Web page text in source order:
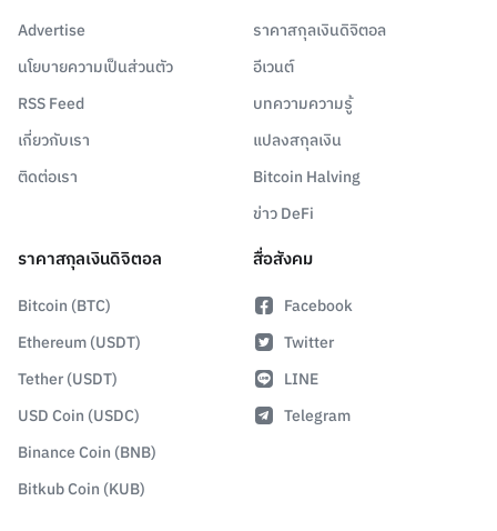
Advertise
นโยบายความเป็นส่วนตัว
RSS Feed
เกี่ยวกับเรา
ติดต่อเรา
ราคาสกุลเงินดิจิตอล
อีเวนต์
บทความความรู้
แปลงสกุลเงิน
Bitcoin Halving
ข่าว DeFi
ราคาสกุลเงินดิจิตอล
Bitcoin (BTC)
Ethereum (USDT)
Tether (USDT)
USD Coin (USDC)
Binance Coin (BNB)
Bitkub Coin (KUB)
สื่อสังคม
Facebook
Twitter
LINE
Telegram